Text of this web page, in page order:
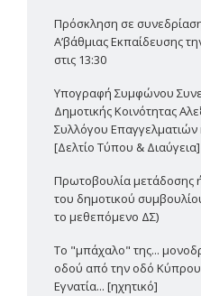
Πρόσκληση σε
Α’βάθμιας Εκπαίδευσης
στις 13:30
Υπογραφή Συμφώνου
Δημοτικής Κοινότητας
Συλλόγου
[Δελτίο Τύπου & Διαύγεια]
Πρωτοβουλία μετάδοσης
του δημοτικού
το μεθεπόμενο ΔΣ)
Το "μπάχαλο" της...
οδού από την οδό
Εγνατία... [ηχητικό]